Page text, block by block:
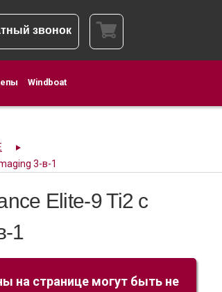
звонок
Windboat
3-в-1
Elite-9 Ti2 с
1
на странице могут быть не